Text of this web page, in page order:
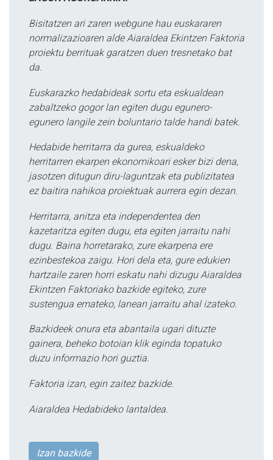
Bisitatzen ari zaren webgune hau euskararen
normalizazioaren alde Aiaraldea Ekintzen Faktoria
proiektu berrituak garatzen duen tresnetako bat
da.
Euskarazko hedabideak sortu eta eskualdean
zabaltzeko gogor lan egiten dugu egunero-
egunero langile zein boluntario talde handi batek.
Hedabide herritarra da gurea, eskualdeko
herritarren ekarpen ekonomikoari esker bizi dena,
jasotzen ditugun diru-laguntzak eta publizitatea
ez baitira nahikoa proiektuak aurrera egin dezan.
Herritarra, anitza eta independentea den
kazetaritza egiten dugu, eta egiten jarraitu nahi
dugu. Baina horretarako, zure ekarpena ere
ezinbestekoa zaigu. Hori dela eta, gure edukien
hartzaile zaren horri eskatu nahi dizugu Aiaraldea
Ekintzen Faktoriako bazkide egiteko, zure
sustengua emateko, lanean jarraitu ahal izateko.
Bazkideek onura eta abantaila ugari dituzte
gainera, beheko botoian klik eginda topatuko
duzu informazio hori guztia.
Faktoria izan, egin zaitez bazkide.
Aiaraldea Hedabideko lantaldea.
Izan bazkide